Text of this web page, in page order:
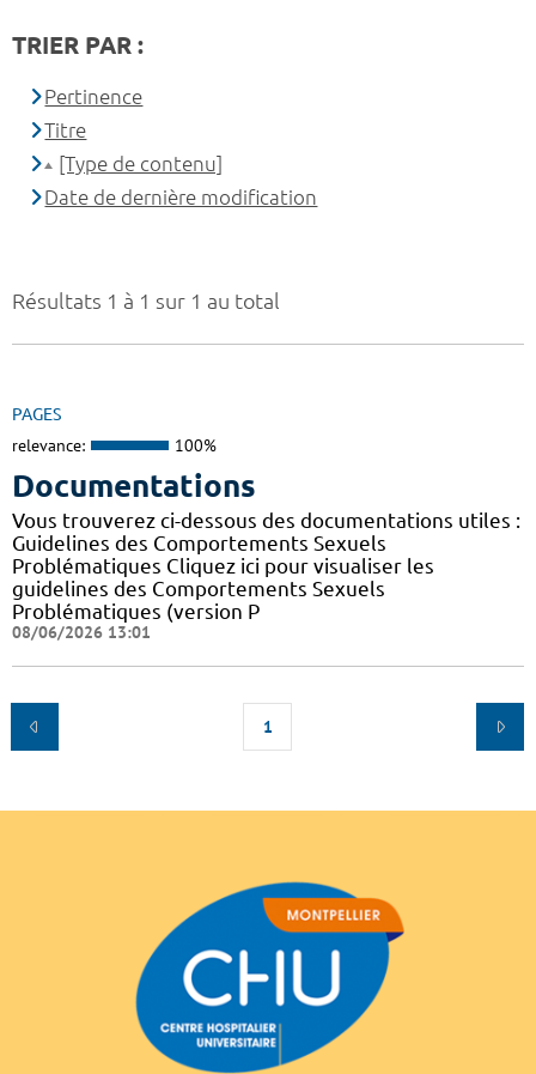
Résultats 1 à 1 sur 1 au total
PAGES
relevance: 100%
Documentations
Vous trouverez ci-dessous des documentations utiles :
Guidelines des Comportements Sexuels
Problématiques Cliquez ici pour visualiser les
guidelines des Comportements Sexuels
Problématiques (version P
08/06/2026 13:01
1
TRIER PAR :
Pertinence
Titre
[Type de contenu]
Date de dernière modification